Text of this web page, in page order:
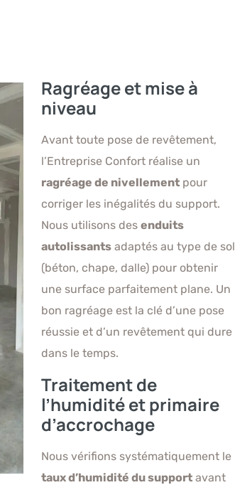
Ragréage et mise à
niveau
Avant toute pose de revêtement,
l’Entreprise Confort réalise un
ragréage de nivellementpour
corriger les inégalités du support.
Nous utilisons des enduits
autolissantsadaptés au type de sol
(béton, chape, dalle) pour obtenir
une surface parfaitement plane. Un
bon ragréage est la clé d’une pose
réussie et d’un revêtement qui dure
dans le temps.
Traitement de
l’humidité et primaire
d’accrochage
Nous vérifions systématiquement le
taux d’humidité du supportavant